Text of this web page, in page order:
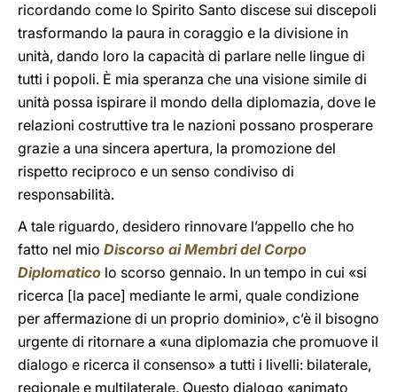
ricordando come lo Spirito Santo discese sui discepoli
trasformando la paura in coraggio e la divisione in
unità, dando loro la capacità di parlare nelle lingue di
tutti i popoli. È mia speranza che una visione simile di
unità possa ispirare il mondo della diplomazia, dove le
relazioni costruttive tra le nazioni possano prosperare
grazie a una sincera apertura, la promozione del
rispetto reciproco e un senso condiviso di
responsabilità.
A tale riguardo, desidero rinnovare l’appello che ho
fatto nel mio Discorso ai Membri del Corpo
Diplomatico lo scorso gennaio. In un tempo in cui «si
ricerca [la pace] mediante le armi, quale condizione
per affermazione di un proprio dominio», c’è il bisogno
urgente di ritornare a «una diplomazia che promuove il
dialogo e ricerca il consenso» a tutti i livelli: bilaterale,
regionale e multilaterale. Questo dialogo «animato